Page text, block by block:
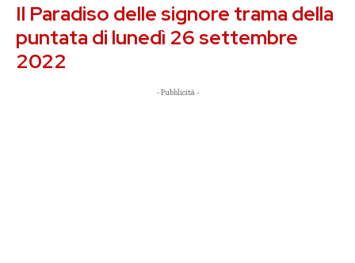
Il Paradiso delle signore trama della
puntata di lunedì 26 settembre
2022
- Pubblicità -